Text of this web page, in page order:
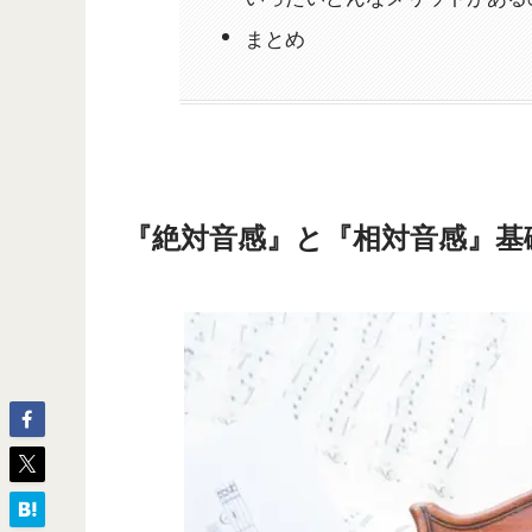
まとめ
『絶対音感』と『相対音感』